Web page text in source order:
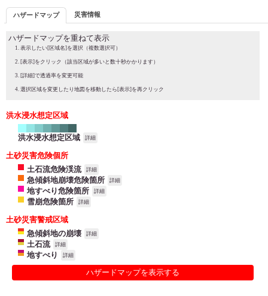
ハザードマップ 災害情報
ハザードマップを重ねて表示
表示したい[区域名]を選択（複数選択可）
[表示]をクリック（該当区域が多いと数十秒かかります）
[詳細]で透過率を変更可能
選択区域を変更したり地図を移動したら[表示]を再クリック
洪水浸水想定区域
洪水浸水想定区域 詳細
土砂災害危険個所
土石流危険渓流
詳細
急傾斜地崩壊危険箇所 詳細
地すべり危険箇所 詳細
雪崩危険箇所 詳細
土砂災害警戒区域
急傾斜地の崩壊
詳細
土石流 詳細
地すべり 詳細
ハザードマップを表示する